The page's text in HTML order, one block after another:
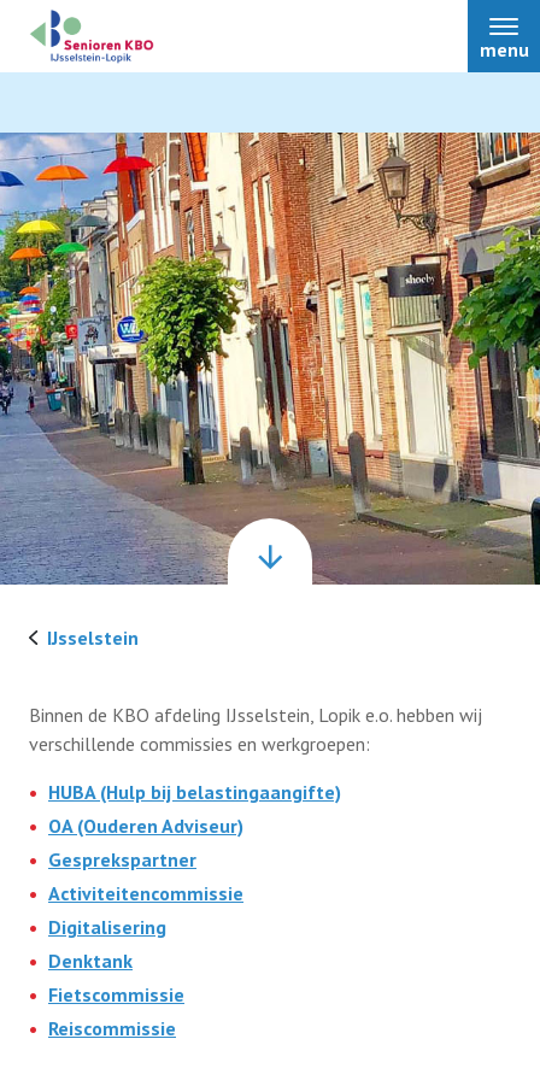
menu
Bestuur
Nieuws
Activiteiten
Commissies
Huba (Hulp bij belastingaangifte)
Ouderen Adviseur
Commissie Digitalisering
Denktank
Fietscommissie
Reiscommissie
Fotoarchief
Leden informatie
Servicetelefoon
Krachtig Ouder Worden
Huba (Hulp bij belastingaangifte)
Ouderen Adviseur
Commissie Digitalisering
Gesprekspartner
Contact
Lid worden
IJsselstein
Binnen de KBO afdeling IJsselstein, Lopik e.o. hebben wij
verschillende commissies en werkgroepen:
HUBA (Hulp bij belastingaangifte)
OA (Ouderen Adviseur)
Gesprekspartner
Activiteitencommissie
Digitalisering
Denktank
Fietscommissie
Reiscommissie